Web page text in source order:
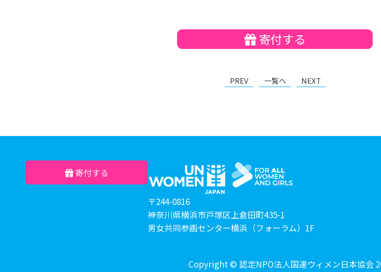
寄付する
PREV 一覧へ NEXT
寄付する
〒244-0816
神奈川県横浜市戸塚区上倉田町435-1
男女共同参画センター横浜（フォーラム）1F
Copyright © 認定NPO法人国連ウィメン日本協会